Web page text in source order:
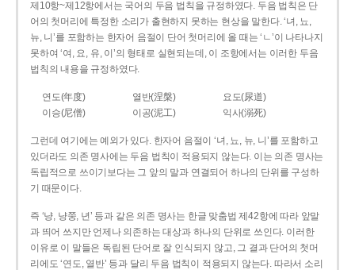
제10항~제12항에서는 국어의 두음 법칙을 규정하였다. 두음 법칙은 단
어의 첫머리에 특정한 소리가 출현하지 못하는 현상을 말한다. ‘녀, 뇨,
뉴, 니’를 포함하는 한자어 음절이 단어 첫머리에 올 때는 ‘ㄴ’이 나타나지
못하여 ‘여, 요, 유, 이’의 형태로 실현되는데, 이 조항에서는 이러한 두음
법칙의 내용을 규정하였다.
연도(年度) 열반(涅槃)
요도(尿道)
이승(尼僧)
이공(泥工) 익사(溺死)
그런데 여기에는 예외가 있다. 한자어 음절이 ‘녀, 뇨, 뉴, 니’를 포함하고
있더라도 의존 명사에는 두음 법칙이 적용되지 않는다. 이는 의존 명사는
독립적으로 쓰이기보다는 그 앞의 말과 연결되어 하나의 단위를 구성하
기 때문이다.
즉 ‘냥, 냥쭝, 년’ 등과 같은 의존 명사는 한글 맞춤법 제42항에 따라 앞말
과 띄어 쓰지만 언제나 의존하는 대상과 하나의 단위로 쓰인다. 이러한
이유로 이 말들은 독립된 단어로 잘 인식되지 않고, 그 결과 단어의 첫머
리에도 ‘연도, 열반’ 등과 달리 두음 법칙이 적용되지 않는다. 따라서 소리